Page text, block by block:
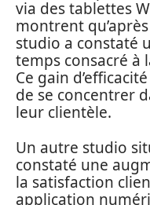
via des tablettes
montrent
studio a constaté
temps consacré à
Ce gain
de se concentrer
leur clientèle.
Un autre studio
constaté une
la satisfaction
application